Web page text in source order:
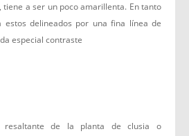
a ser un poco amarillenta. En tanto
delineados por una fina línea de
especial contraste
resaltante de la planta de clusia o